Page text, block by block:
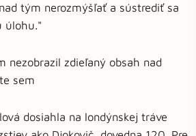
tým nerozmýšľať a sústrediť sa
úlohu."
nezobrazil zdieľaný obsah nad
sem
dosiahla na londýnskej tráve